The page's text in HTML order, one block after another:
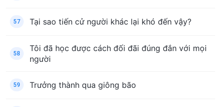
57 Tại sao tiến cử người khác lại khó đến vậy?
58
Tôi đã học được cách đối đãi đúng đắn với mọi
người
59 Trưởng thành qua giông bão